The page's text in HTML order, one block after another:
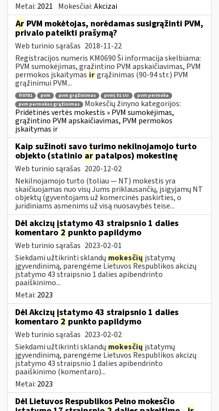
Metai: 2021 Mokesčiai:Akcizai
Ar PVM mokėtojas, norėdamas susigrąžinti PVM,
privalo pateikti prašymą?
Web turinio sąrašas 2018-11-22
Registracijos numeris KM0690 Ši informacija skelbiama:
PVM sumokėjimas, grąžintino PVM apskaičiavimas, PVM
permokos įskaitymas irgrąžinimas (90-94 str.) PVM
grąžinimui PVM...
fr0781 pvm pvm grąžinimas pvmį 91 str
pvm permoka
pvm permokos grąžinimas
Mokesčių žinyno kategorijos:
Pridėtinės vertės mokestis » PVM sumokėjimas,
grąžintino PVM apskaičiavimas, PVM permokos
įskaitymas ir
Kaip sužinoti savo turimo nekilnojamojo turto
objekto (statinio ar patalpos) mokestinę
Web turinio sąrašas 2020-12-02
Nekilnojamojo turto (toliau ― NT) mokestis yra
skaičiuojamas nuo visų Jums priklausančių, įsigyjamų NT
objektų (gyventojams už komercinės paskirties, o
juridiniams asmenims už visą nuosavybės teise...
Dėl akcizų įstatymo 43 straipsnio 1 dalies
komentaro 2 punkto papildymo
Web turinio sąrašas 2023-02-01
Siekdami užtikrinti sklandų mokesčių įstatymų
įgyvendinimą, parengėme Lietuvos Respublikos akcizų
įstatymo 43 straipsnio 1 dalies apibendrinto
paaiškinimo...
Metai: 2023
Dėl Akcizų įstatymo 43 straipsnio 1 dalies
komentaro 2 punkto papildymo
Web turinio sąrašas 2023-02-02
Siekdami užtikrinti sklandų mokesčių įstatymų
įgyvendinimą, parengėme Lietuvos Respublikos akcizų
įstatymo 43 straipsnio 1 dalies apibendrinto
paaiškinimo (komentaro)...
Metai: 2023
Dėl Lietuvos Respublikos Pelno mokesčio